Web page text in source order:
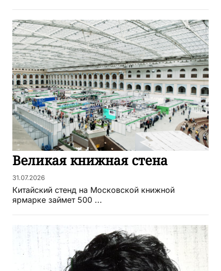
Великая книжная стена
31.07.2026
Китайский стенд на Московской книжной
ярмарке займет 500 ...